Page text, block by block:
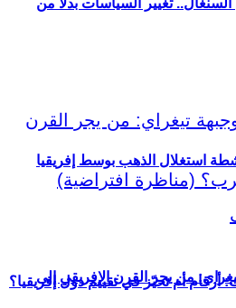
تيغراي: من يجر القرن الإفريقي إلى
تغيير السياسات بدلاً من
استغلال الذهب بوسط إفريقيا
أرقام أم تحيّز في تقييم دول إفريقيا؟